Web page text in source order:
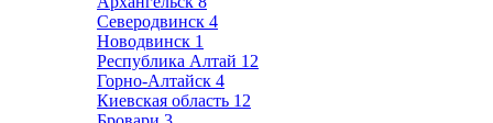
Северодвинск 4
Новодвинск 1
Республика Алтай 12
Горно-Алтайск 4
Киевская область 12